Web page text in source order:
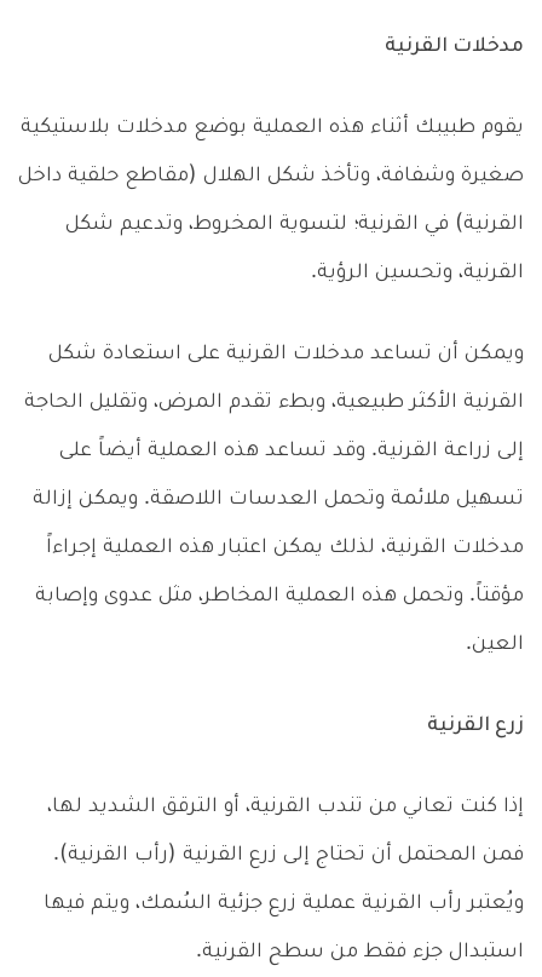
مدخلات القرنية
يقوم طبيبك أثناء هذه العملية بوضع مدخلات بلاستيكية
صغيرة وشفافة، وتأخذ شكل الهلال (مقاطع حلقية داخل
القرنية) في القرنية؛ لتسوية المخروط، وتدعيم شكل
القرنية، وتحسين الرؤية.
ويمكن أن تساعد مدخلات القرنية على استعادة شكل
القرنية الأكثر طبيعية، وبطء تقدم المرض، وتقليل الحاجة
إلى زراعة القرنية. وقد تساعد هذه العملية أيضاً على
تسهيل ملائمة وتحمل العدسات اللاصقة. ويمكن إزالة
مدخلات القرنية، لذلك يمكن اعتبار هذه العملية إجراءاً
مؤقتاً. وتحمل هذه العملية المخاطر، مثل عدوى وإصابة
العين.
زرع القرنية
إذا كنت تعاني من تندب القرنية، أو الترقق الشديد لها،
فمن المحتمل أن تحتاج إلى زرع القرنية (رأب القرنية).
ويُعتبر رأب القرنية عملية زرع جزئية السُمك، ويتم فيها
استبدال جزء فقط من سطح القرنية.